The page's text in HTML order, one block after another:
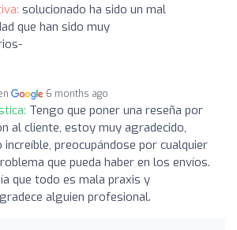
solucionado ha sido un mal
que han sido muy
6 months ago
Tengo que poner una reseña por
al cliente, estoy muy agradecido,
preocupándose por cualquier
que pueda haber en los envíos.
que todo es mala praxis y
alguien profesional.